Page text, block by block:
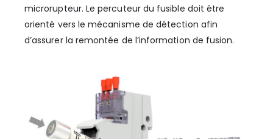
microrupteur. Le percuteur du fusible doit être
orienté vers le mécanisme de détection afin
d’assurer la remontée de l’information de fusion.